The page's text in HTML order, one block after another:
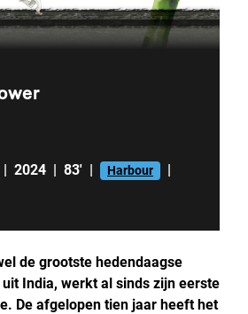
| 2024 | 83' | Harbour
|
de grootste hedendaagse
India, werkt al sinds zijn eerste
De afgelopen tien jaar heeft het